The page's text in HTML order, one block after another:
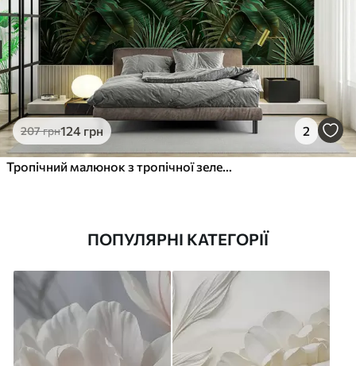
207грн124 грн 2
ПОПУЛЯРНІ КАТЕГОРІЇ